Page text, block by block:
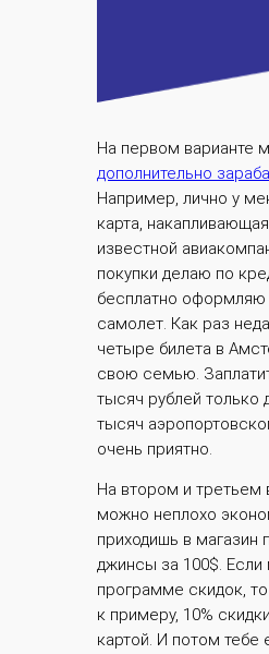
На первом варианте
дополнительно
Например, лично у
карта,
известной
покупки делаю по
бесплатно оформляю
самолет. Как раз
четыре билета в
свою семью.
тысяч рублей только
тысяч
очень приятно.
На втором и третьем
можно неплохо
приходишь в магазин
джинсы за 100$. Если
программе скидок,
к примеру, 10%
картой. И потом тебе